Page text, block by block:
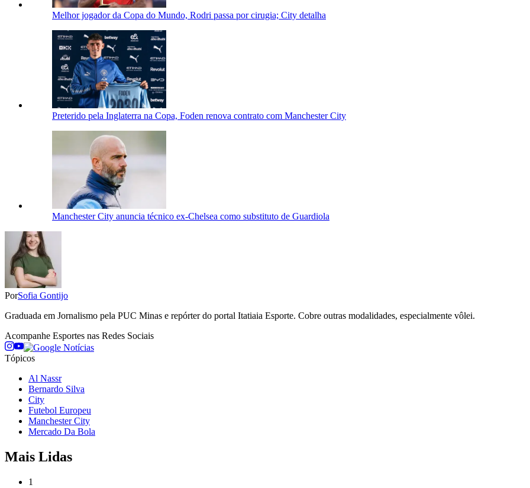
Melhor jogador da Copa do Mundo, Rodri passa por cirugia; City detalha
Preterido pela Inglaterra na Copa, Foden renova contrato com Manchester City
Manchester City anuncia técnico ex-Chelsea como substituto de Guardiola
PorSofia Gontijo
Graduada em Jornalismo pela PUC Minas e repórter do portal Itatiaia Esporte. Cobre outras modalidades, especialmente vôlei.
Acompanhe Esportes nas Redes Sociais
Tópicos
Al Nassr
Bernardo Silva
City
Futebol Europeu
Manchester City
Mercado Da Bola
Mais Lidas
1